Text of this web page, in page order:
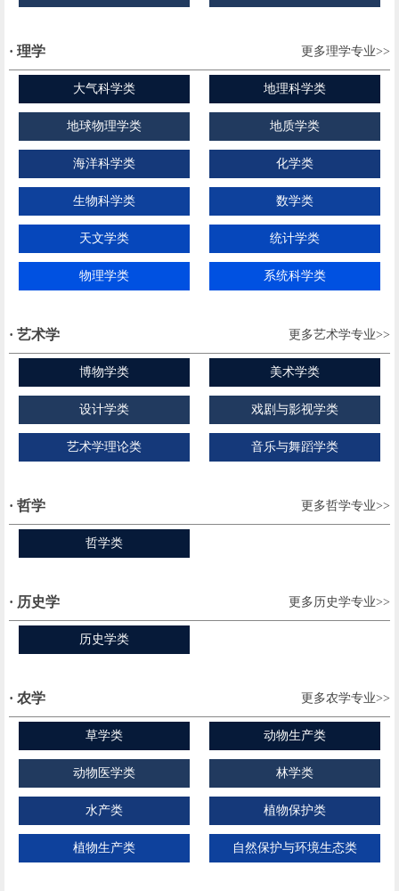
· 理学 更多理学专业>>
大气科学类 地理科学类
地球物理学类 地质学类
海洋科学类 化学类
生物科学类 数学类
天文学类 统计学类
物理学类 系统科学类
· 艺术学 更多艺术学专业>>
博物学类 美术学类
设计学类 戏剧与影视学类
艺术学理论类 音乐与舞蹈学类
· 哲学 更多哲学专业>>
哲学类
· 历史学 更多历史学专业>>
历史学类
· 农学 更多农学专业>>
草学类 动物生产类
动物医学类 林学类
水产类 植物保护类
植物生产类 自然保护与环境生态类